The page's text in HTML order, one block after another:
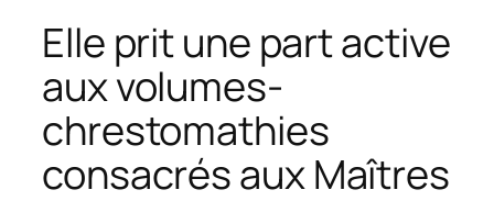
Elle prit une part active
aux volumes-
chrestomathies
consacrés auxMaîtres